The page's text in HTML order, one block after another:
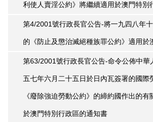
利使人賣淫公約》將繼續適用於澳門特別
第4/2001號行政長官公告-將一九四八年
的《防止及懲治滅絕種族罪公約》適用於
第63/2001號行政長官公告-命令公佈中華
五七年六月二十五日於日內瓦簽署的國際
《廢除強迫勞動公約》的締約國作出的有
於澳門特別行政區的通知書